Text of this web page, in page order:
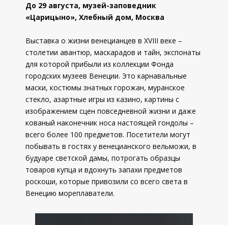
До 29 августа, музей-заповедник
«Царицыно», Хлебный дом, Москва
Выставка о жизни венецианцев в XVIII веке –
столетии авантюр, маскарадов и тайн, экспонаты
для которой прибыли из коллекции Фонда
городских музеев Венеции. Это карнавальные
маски, костюмы знатных горожан, муранское
стекло, азартные игры из казино, картины с
изображением сцен повседневной жизни и даже
кованый наконечник носа настоящей гондолы –
всего более 100 предметов. Посетители могут
побывать в гостях у венецианского вельможи, в
будуаре светской дамы, потрогать образцы
товаров купца и вдохнуть запахи предметов
роскоши, которые привозили со всего света в
Венецию мореплаватели.